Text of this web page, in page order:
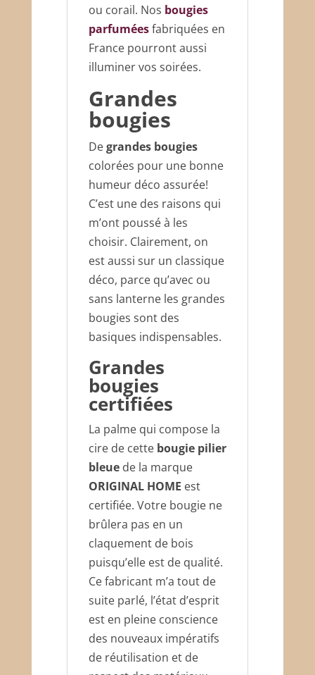
ou corail. Nos bougies
parfuméesfabriquées en
France pourront aussi
illuminer vos soirées.
Grandes
bougies
Degrandes bougies
colorées pour une bonne
humeur déco assurée!
C’est une des raisons qui
m’ont poussé à les
choisir. Clairement, on
est aussi sur un classique
déco, parce qu’avec ou
sans lanterne les grandes
bougies sont des
basiques indispensables.
Grandes
bougies
certifiées
La palme qui compose la
cire de cettebougie pilier
bleuede la marque
ORIGINAL HOME est
certifiée. Votre bougie ne
brûlera pas en un
claquement de bois
puisqu’elle est de qualité.
Ce fabricant m’a tout de
suite parlé, l’état d’esprit
est en pleine conscience
des nouveaux impératifs
de réutilisation et de